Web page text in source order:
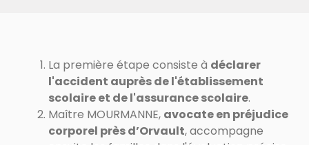
La première étape consiste à déclarer
l'accident auprès de l'établissement
scolaire et de l'assurance scolaire.
Maître MOURMANNE, avocate en préjudice
corporel près d’Orvault, accompagne